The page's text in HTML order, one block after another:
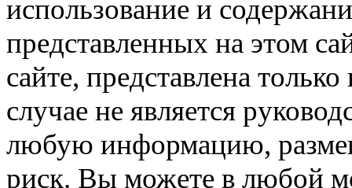
использование и
представленных на этом
сайте, представлена
случае не является
любую информацию,
риск. Вы можете в любой